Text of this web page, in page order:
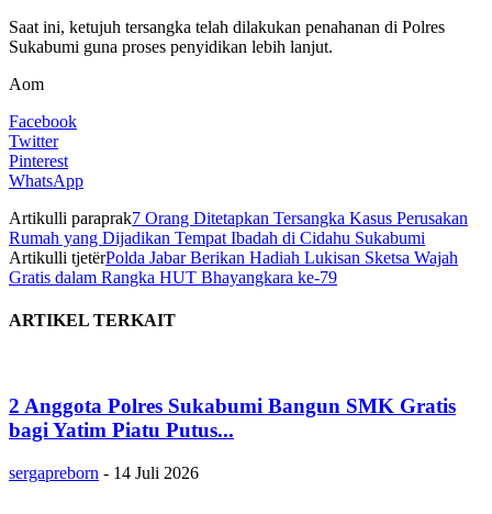
Saat ini, ketujuh tersangka telah dilakukan penahanan di Polres
Sukabumi guna proses penyidikan lebih lanjut.
Aom
Facebook
Twitter
Pinterest
WhatsApp
Artikulli paraprak7 Orang Ditetapkan Tersangka Kasus Perusakan
Rumah yang Dijadikan Tempat Ibadah di Cidahu Sukabumi
Artikulli tjetërPolda Jabar Berikan Hadiah Lukisan Sketsa Wajah
Gratis dalam Rangka HUT Bhayangkara ke-79
ARTIKEL TERKAIT
2 Anggota Polres Sukabumi Bangun SMK Gratis
bagi Yatim Piatu Putus...
sergapreborn - 14 Juli 2026